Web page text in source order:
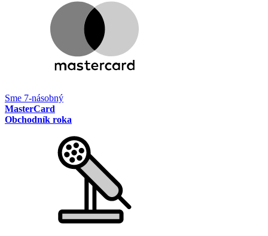
Sme 7-násobný
MasterCard
Obchodník roka